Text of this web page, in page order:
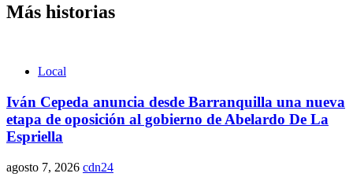
Más historias
Local
Iván Cepeda anuncia desde Barranquilla una nueva
etapa de oposición al gobierno de Abelardo De La
Espriella
agosto 7, 2026 cdn24